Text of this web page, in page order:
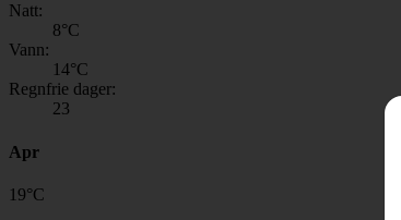
Natt:
8°C
Vann:
14°C
Regnfrie dager:
23
Apr
19°C